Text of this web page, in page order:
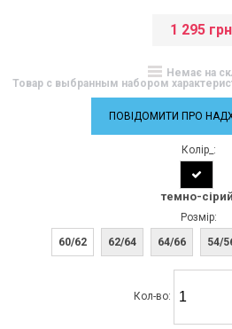
1 295
Немає на
Товар с выбранным набором
ПОВІДОМИТИ ПРО
Колір_:
темно-сірий
Розмір:
60/62
62/64 64/66 54/
Кол-во: